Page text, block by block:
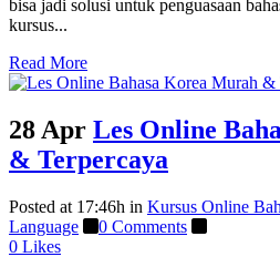
bisa jadi solusi untuk penguasaan
kursus...
Read More
28 Apr Les Online
& Terpercaya
Posted at 17:46h in Kursus Online
Language
0 Comments
0 Likes